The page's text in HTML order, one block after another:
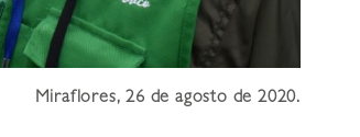
Miraflores, 26 de agosto de 2020.